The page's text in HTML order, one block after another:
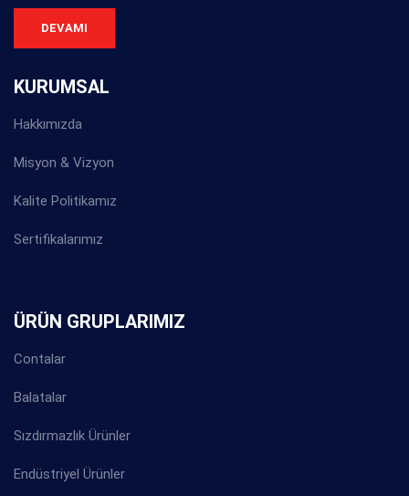
DEVAMI
KURUMSAL
Hakkımızda
Misyon & Vizyon
Kalite Politikamız
Sertifikalarımız
ÜRÜN GRUPLARIMIZ
Contalar
Balatalar
Sızdırmazlık Ürünler
Endüstriyel Ürünler